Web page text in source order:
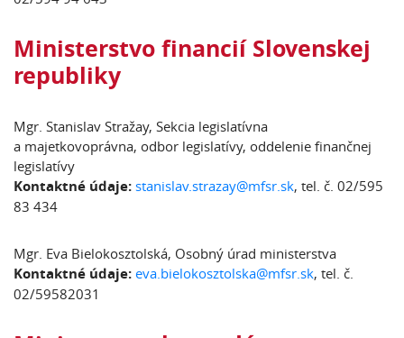
Ministerstvo financií Slovenskej
republiky
Mgr. Stanislav Stražay, Sekcia legislatívna
a majetkovoprávna, odbor legislatívy, oddelenie finančnej
legislatívy
Kontaktné údaje: stanislav.strazay@mfsr.sk, tel. č. 02/595
83 434
Mgr. Eva Bielokosztolská, Osobný úrad ministerstva
Kontaktné údaje: eva.bielokosztolska@mfsr.sk, tel. č.
02/59582031